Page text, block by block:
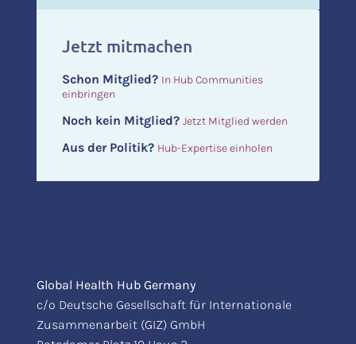
Jetzt mitmachen
Schon Mitglied? In Hub Communities
einbringen
Noch kein Mitglied? Jetzt Mitglied werden
Aus der Politik? Hub-Expertise einholen
Global Health Hub Germany
c/o Deutsche Gesellschaft für Internationale
Zusammenarbeit (GIZ) GmbH